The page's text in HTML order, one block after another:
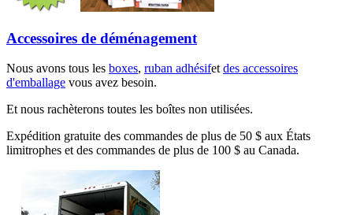
Accessoires de déménagement
Nous avons tous les boxes, ruban adhésifetdes accessoires
d'emballage vous avez besoin.
Et nous rachèterons toutes les boîtes non utilisées.
Expédition gratuite des commandes de plus de 50 $ aux États
limitrophes et des commandes de plus de 100 $ au Canada.